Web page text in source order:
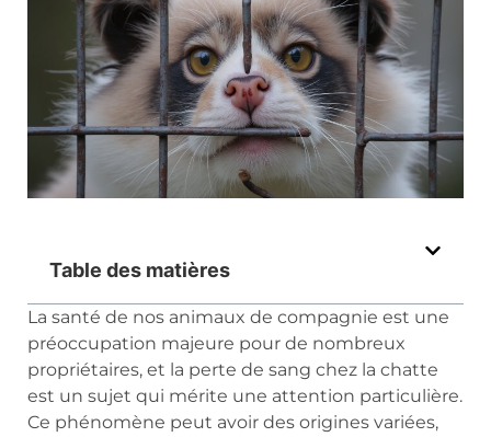
Table des matières
La santé de nos animaux de compagnie est une
préoccupation majeure pour de nombreux
propriétaires, et la perte de sang chez la chatte
est un sujet qui mérite une attention particulière.
Ce phénomène peut avoir des origines variées,